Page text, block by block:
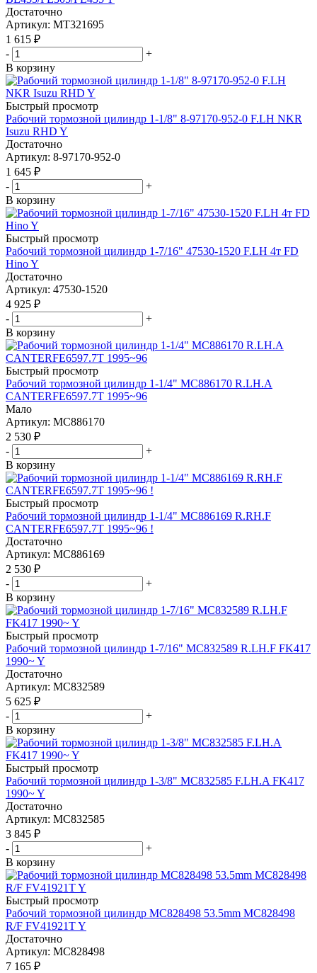
Достаточно
Артикул: MT321695
1 615 ₽
-
+
В корзину
Быстрый просмотр
Рабочий тормозной цилиндр 1-1/8" 8-97170-952-0 F.LH NKR
Isuzu RHD Y
Достаточно
Артикул: 8-97170-952-0
1 645 ₽
-
+
В корзину
Быстрый просмотр
Рабочий тормозной цилиндр 1-7/16" 47530-1520 F.LH 4т FD
Hino Y
Достаточно
Артикул: 47530-1520
4 925 ₽
-
+
В корзину
Быстрый просмотр
Рабочий тормозной цилиндр 1-1/4" MC886170 R.LH.A
CANTERFE6597.7T 1995~96
Мало
Артикул: MC886170
2 530 ₽
-
+
В корзину
Быстрый просмотр
Рабочий тормозной цилиндр 1-1/4" MC886169 R.RH.F
CANTERFE6597.7T 1995~96 !
Достаточно
Артикул: MC886169
2 530 ₽
-
+
В корзину
Быстрый просмотр
Рабочий тормозной цилиндр 1-7/16" MC832589 R.LH.F FK417
1990~ Y
Достаточно
Артикул: MC832589
5 625 ₽
-
+
В корзину
Быстрый просмотр
Рабочий тормозной цилиндр 1-3/8" MC832585 F.LH.A FK417
1990~ Y
Достаточно
Артикул: MC832585
3 845 ₽
-
+
В корзину
Быстрый просмотр
Рабочий тормозной цилиндр MC828498 53.5mm MC828498
R/F FV41921T Y
Достаточно
Артикул: MC828498
7 165 ₽